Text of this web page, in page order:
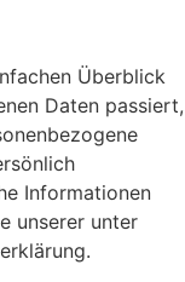
Überblick
Daten passiert,
Informationen
unserer unter